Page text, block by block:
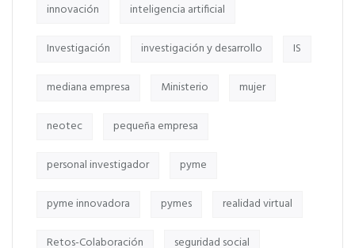
innovación inteligencia artificial
Investigación investigación y desarrollo IS
mediana empresa Ministerio mujer
neotec pequeña empresa
personal investigador pyme
pyme innovadora pymes realidad virtual
Retos-Colaboración seguridad social